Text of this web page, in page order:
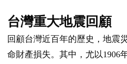
台灣重大地震回顧
回顧台灣近百年的歷史，地震
命財產損失。其中，尤以1906